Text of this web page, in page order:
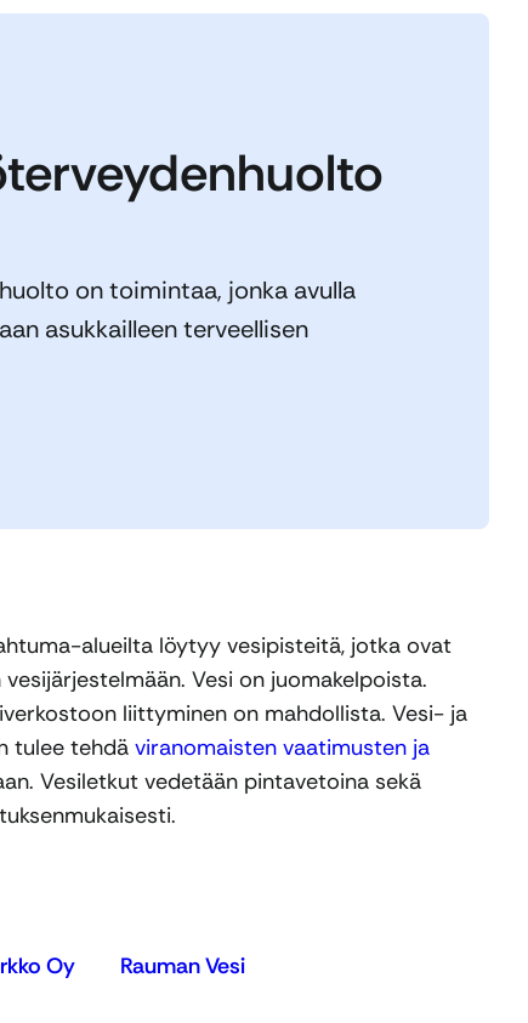
on toimintaa, jonka avulla
asukkailleen terveellisen
alueilta löytyy vesipisteitä, jotka ovat
Vesi on juomakelpoista.
liittyminen on mahdollista. Vesi- ja
tulee tehdä viranomaisten vaatimusten ja
Vesiletkut vedetään pintavetoina sekä
Oy Rauman Vesi